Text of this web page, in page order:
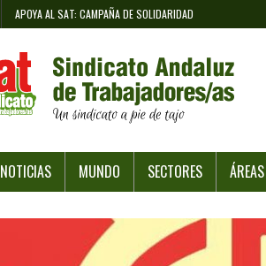
APOYA AL SAT: CAMPAÑA DE SOLIDARIDAD
NOTICIAS MUNDO SECTORES ÁREAS